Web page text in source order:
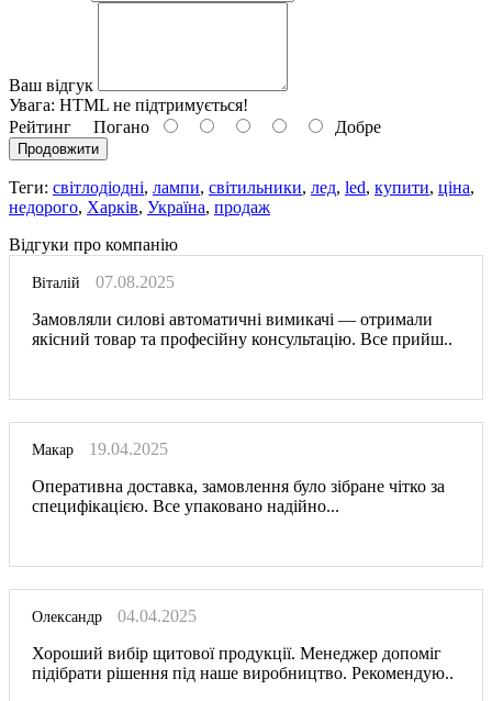
Ваш відгук
Увага: HTML не підтримується!
Рейтинг Погано Добре
Продовжити
Теги: світлодіодні, лампи, світильники, лeд, led, купити, ціна,
недорого, Харків, Україна, продаж
Відгуки про компанію
Віталій
07.08.2025
Замовляли силові автоматичні вимикачі — отримали
якісний товар та професійну консультацію. Все прийш..
Макар
19.04.2025
Оперативна доставка, замовлення було зібране чітко за
специфікацією. Все упаковано надійно...
Олександр
04.04.2025
Хороший вибір щитової продукції. Менеджер допоміг
підібрати рішення під наше виробництво. Рекомендую..